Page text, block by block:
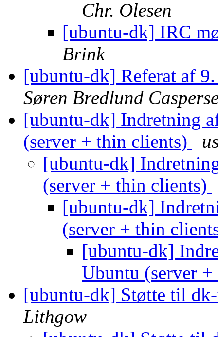
Chr. Olesen
[ubuntu-dk] IRC
Brink
[ubuntu-dk] Referat af
Søren Bredlund
[ubuntu-dk] Indretning
(server + thin clients)
[ubuntu-dk]
(server + thin clients)
[ubuntu-dk]
(server + thin
[ubuntu-dk]
Ubuntu (server
[ubuntu-dk] Støtte til
Lithgow